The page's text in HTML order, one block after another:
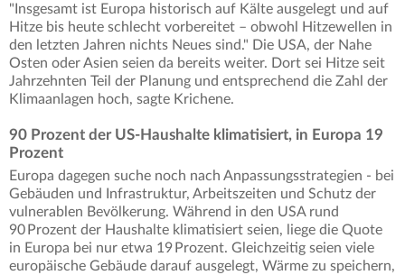
"Insgesamt ist Europa historisch auf Kälte ausgelegt und auf
Hitze bis heute schlecht vorbereitet – obwohl Hitzewellen in
den letzten Jahren nichts Neues sind." Die USA, der Nahe
Osten oder Asien seien da bereits weiter. Dort sei Hitze seit
Jahrzehnten Teil der Planung und entsprechend die Zahl der
Klimaanlagen hoch, sagte Krichene.
90 Prozent der US-Haushalte klimatisiert, in Europa 19
Prozent
Europa dagegen suche noch nach Anpassungsstrategien - bei
Gebäuden und Infrastruktur, Arbeitszeiten und Schutz der
vulnerablen Bevölkerung. Während in den USA rund
90 Prozent der Haushalte klimatisiert seien, liege die Quote
in Europa bei nur etwa 19 Prozent. Gleichzeitig seien viele
europäische Gebäude darauf ausgelegt, Wärme zu speichern,